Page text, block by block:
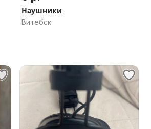
Наушники
Витебск